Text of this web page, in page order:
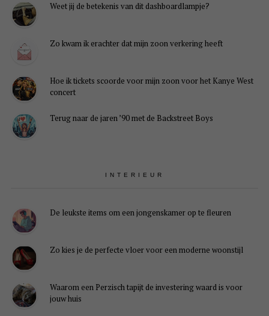
Weet jij de betekenis van dit dashboardlampje?
Zo kwam ik erachter dat mijn zoon verkering heeft
Hoe ik tickets scoorde voor mijn zoon voor het Kanye West
concert
Terug naar de jaren ’90 met de Backstreet Boys
INTERIEUR
De leukste items om een jongenskamer op te fleuren
Zo kies je de perfecte vloer voor een moderne woonstijl
Waarom een Perzisch tapijt de investering waard is voor
jouw huis